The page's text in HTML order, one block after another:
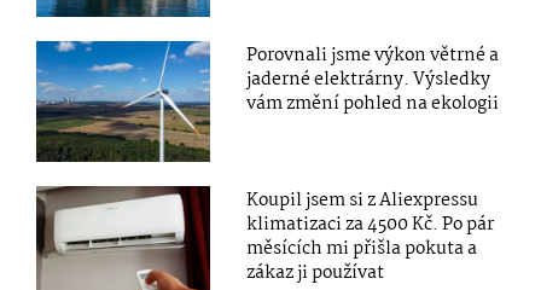
Porovnali jsme výkon větrné a
jaderné elektrárny. Výsledky
vám změní pohled na ekologii
Koupil jsem si z Aliexpressu
klimatizaci za 4500 Kč. Po pár
měsících mi přišla pokuta a
zákaz ji používat